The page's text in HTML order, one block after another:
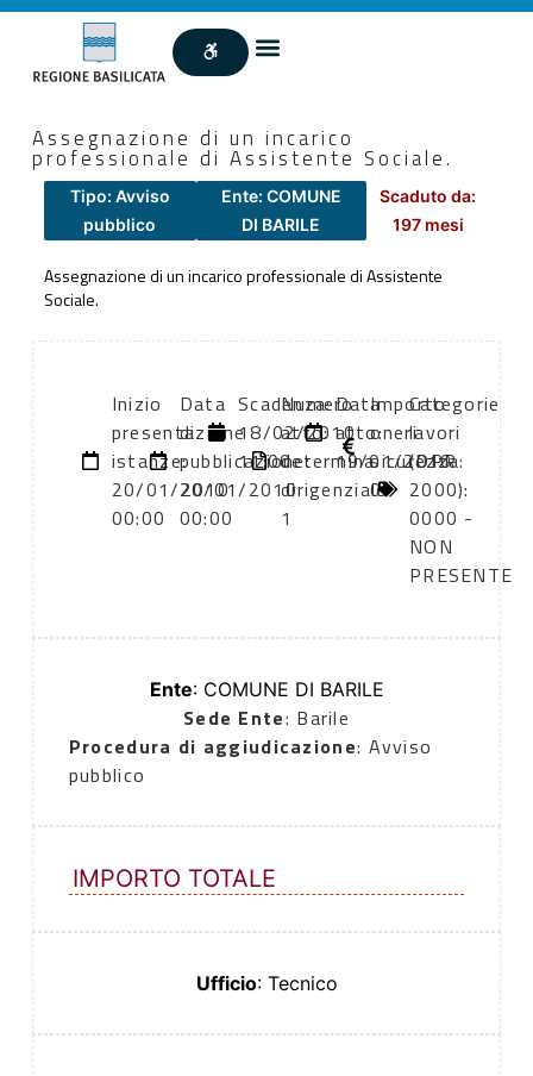
Assegnazione di un incarico
professionale di Assistente Sociale.
Tipo: Avviso
pubblico
Ente: COMUNE
DI BARILE
Scaduto da:
197 mesi
Assegnazione di un incarico professionale di Assistente
Sociale.
Inizio
presentazione
istanze:
20/01/2010
00:00
Data
di
pubblicazione:
20/01/2010
00:00
Scadenza:
18/02/2010
11:00
Numero
atto:
determina
dirigenziale
1
Data
atto:
19/01/2010
Importo
oneri
sicurezza:
0
Categorie
lavori
(DPR
2000):
0000 -
NON
PRESENTE
Ente: COMUNE DI BARILE
Sede Ente: Barile
Procedura di aggiudicazione: Avviso
pubblico
IMPORTO TOTALE
Ufficio: Tecnico